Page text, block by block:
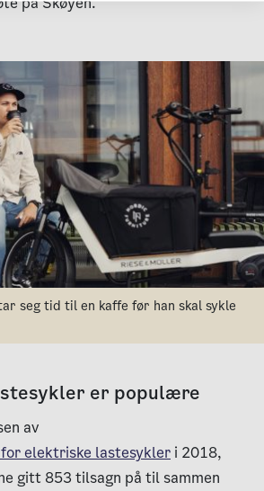
seg tid til en kaffe før han skal sykle
er populære
av
elektriske lastesykler i 2018,
gitt 853 tilsagn på til sammen